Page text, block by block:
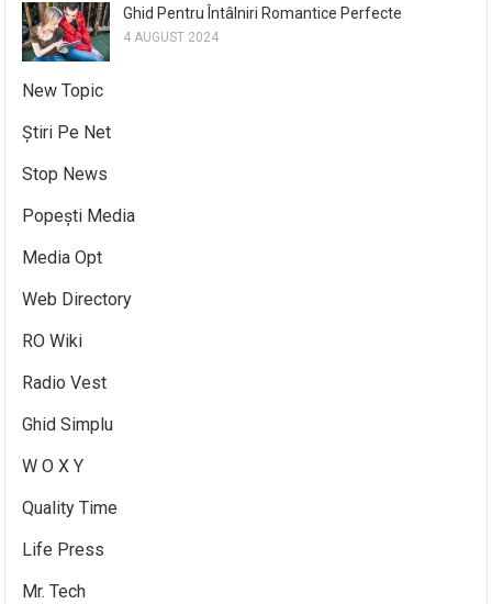
Ghid Pentru Întâlniri Romantice Perfecte
4 AUGUST 2024
New Topic
Știri Pe Net
Stop News
Popești Media
Media Opt
Web Directory
RO Wiki
Radio Vest
Ghid Simplu
W O X Y
Quality Time
Life Press
Mr. Tech